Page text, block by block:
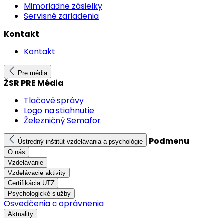
Mimoriadne zásielky
Servisné zariadenia
Kontakt
Kontakt
Pre média
ŽSR PRE Média
Tlačové správy
Logo na stiahnutie
Železničný Semafor
Ústredný inštitút vzdelávania a psychológie Podmenu
O nás
Vzdelávanie
Vzdelávacie aktivity
Certifikácia UTZ
Psychologické služby
Osvedčenia a oprávnenia
Aktuality